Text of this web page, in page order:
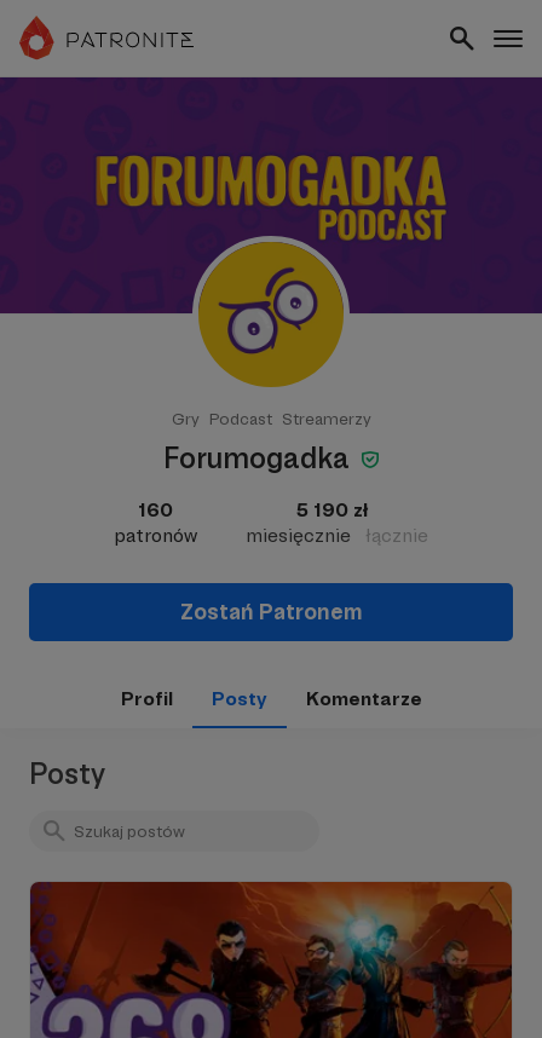
Gry Podcast Streamerzy
Forumogadka
160
patronów
5 190 zł
miesięcznie
łącznie
Zostań Patronem
Profil Posty Komentarze
Posty